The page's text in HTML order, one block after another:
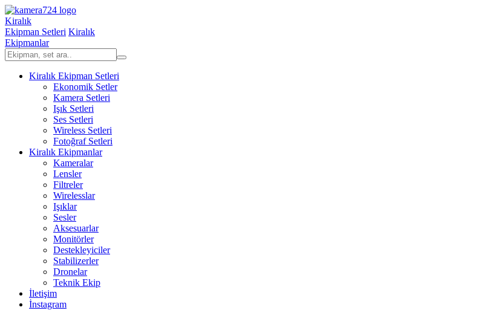
Kiralık
Ekipman Setleri Kiralık
Ekipmanlar
Kiralık Ekipman Setleri
Ekonomik Setler
Kamera Setleri
Işık Setleri
Ses Setleri
Wireless Setleri
Fotoğraf Setleri
Kiralık Ekipmanlar
Kameralar
Lensler
Filtreler
Wirelesslar
Işıklar
Sesler
Aksesuarlar
Monitörler
Destekleyiciler
Stabilizerler
Dronelar
Teknik Ekip
İletişim
İnstagram